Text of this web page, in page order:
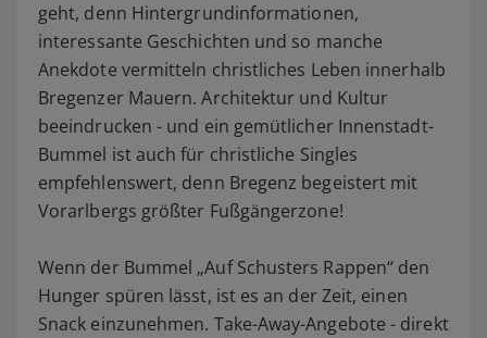
geht, denn Hintergrundinformationen,
interessante Geschichten und so manche
Anekdote vermitteln christliches Leben innerhalb
Bregenzer Mauern. Architektur und Kultur
beeindrucken - und ein gemütlicher Innenstadt-
Bummel ist auch für christliche Singles
empfehlenswert, denn Bregenz begeistert mit
Vorarlbergs größter Fußgängerzone!
Wenn der Bummel „Auf Schusters Rappen“ den
Hunger spüren lässt, ist es an der Zeit, einen
Snack einzunehmen. Take-Away-Angebote - direkt